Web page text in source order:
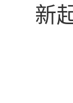
新